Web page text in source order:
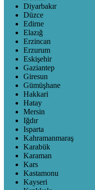
Diyarbakır
Düzce
Edirne
Elazığ
Erzincan
Erzurum
Eskişehir
Gaziantep
Giresun
Gümüşhane
Hakkari
Hatay
Mersin
Iğdır
Isparta
Kahramanmaraş
Karabük
Karaman
Kars
Kastamonu
Kayseri